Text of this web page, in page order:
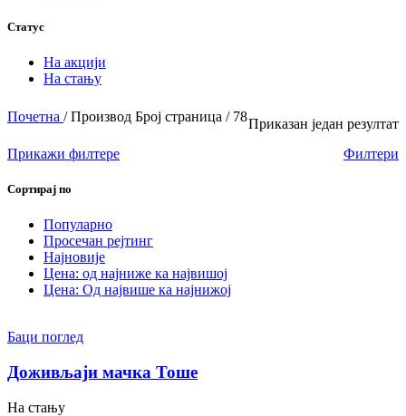
Статус
На акцији
На стању
Почетна / Производ Број страница / 78Приказан један резултат
Прикажи филтере
Филтери
Сортирај по
Популарно
Просечан рејтинг
Најновије
Цена: од најниже ка највишој
Цена: Од највише ка најнижој
Баци поглед
Доживљаји мачка Тоше
На стању